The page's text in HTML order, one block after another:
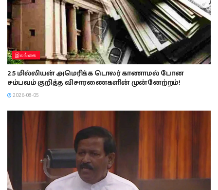
இலங்கை
2.5 மில்லியன் அமெரிக்க டொலர் காணாமல் போன
சம்பவம் குறித்த விசாரணைகளின் முன்னேற்றம்!
2026-08-05